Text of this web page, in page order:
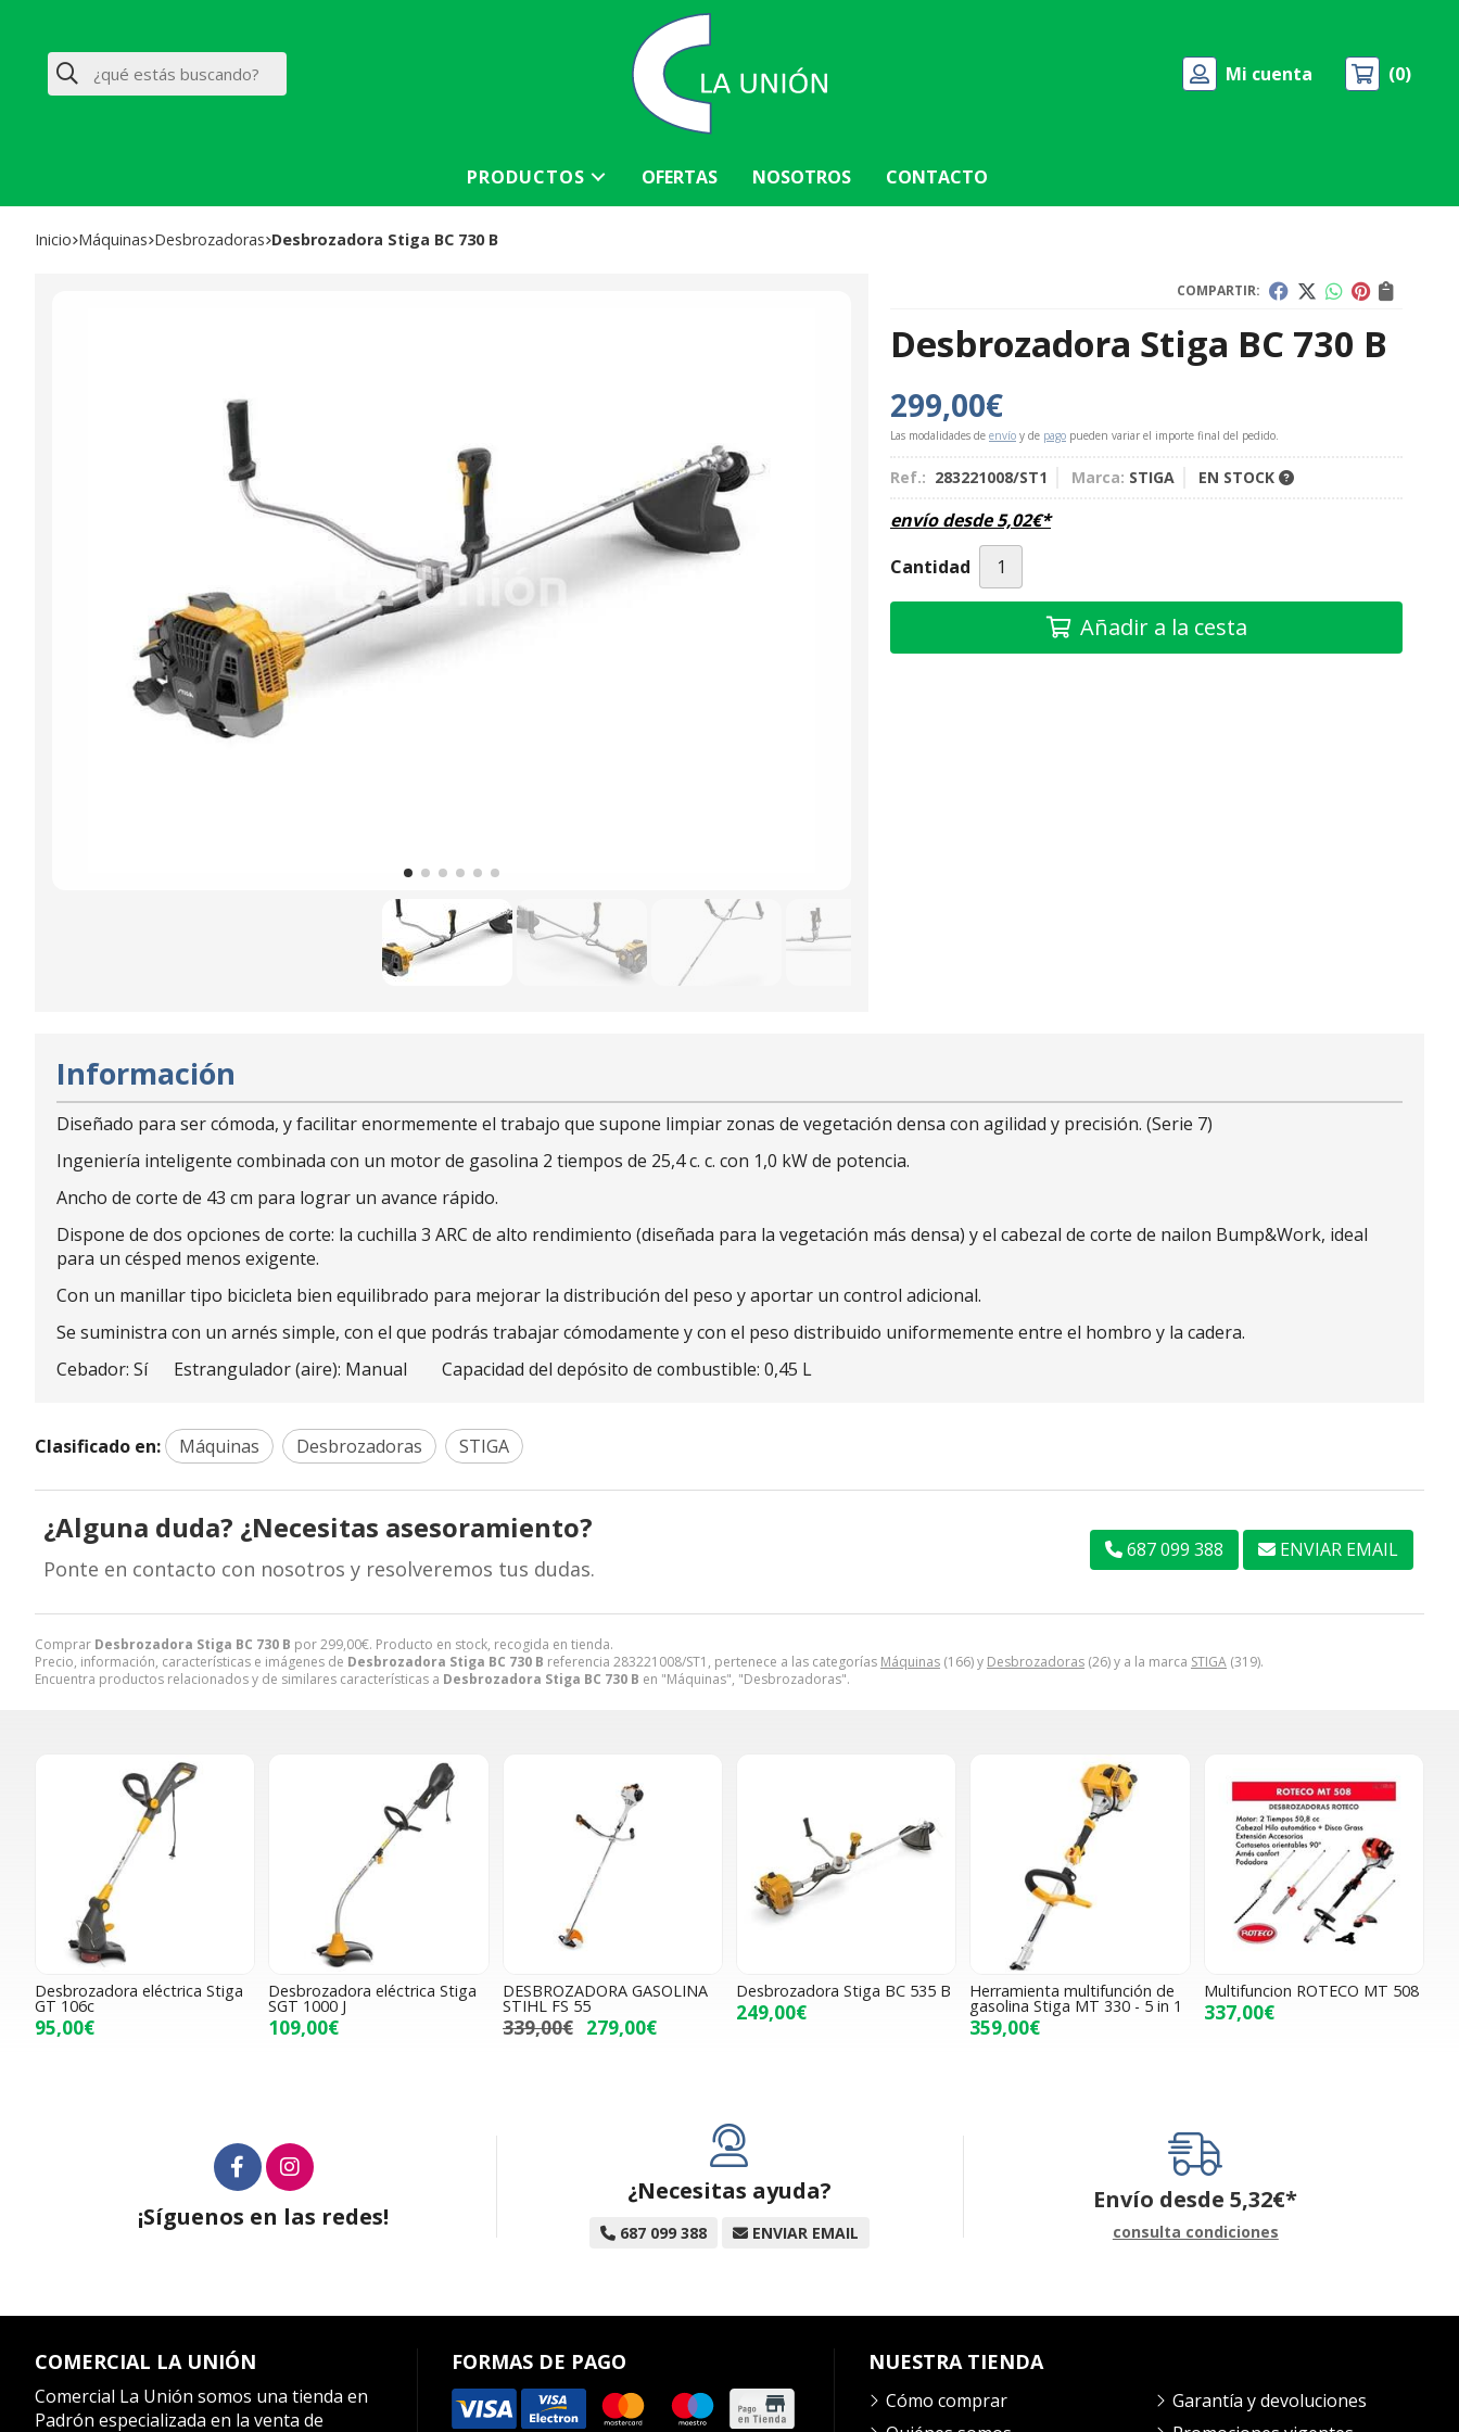
Buscar Mi cuenta 0
PRODUCTOS OFERTAS NOSOTROS CONTACTO
Inicio máquinas desbrozadoras Desbrozadora Stiga BC 730 B
COMPARTIR:
Desbrozadora Stiga BC 730 B
299,00€
Las modalidades de envío y de pago pueden variar el importe final del pedido.
Ref.: 283221008/ST1 Marca: STIGA EN STOCK
envío desde5,02€*
Cantidad
Añadir a la cesta
Comprar Desbrozadora Stiga BC 730 B por299,00€. Producto en stock, recogida en tienda.
Precio, información, características e imágenes de Desbrozadora Stiga BC 730 B referencia 283221008/ST1, pertenece a las categorías Máquinas (166) y Desbrozadoras (26) y a la marca STIGA (319).
Encuentra productos relacionados y de similares características a Desbrozadora Stiga BC 730 B en "Máquinas", "Desbrozadoras".
Información
Diseñado para ser cómoda, y facilitar enormemente el trabajo que supone limpiar zonas de vegetación densa con agilidad y precisión. (Serie 7)
Ingeniería inteligente combinada con un motor de gasolina 2 tiempos de 25,4 c. c. con 1,0 kW de potencia.
Ancho de corte de 43 cm para lograr un avance rápido.
Dispone de dos opciones de corte: la cuchilla 3 ARC de alto rendimiento (diseñada para la vegetación más densa) y el cabezal de corte de nailon Bump&Work, ideal
para un césped menos exigente.
Con un manillar tipo bicicleta bien equilibrado para mejorar la distribución del peso y aportar un control adicional.
Se suministra con un arnés simple, con el que podrás trabajar cómodamente y con el peso distribuido uniformemente entre el hombro y la cadera.
Cebador: Sí Estrangulador (aire): Manual Capacidad del depósito de combustible: 0,45 L
Clasificado en: Máquinas Desbrozadoras STIGA
¿Alguna duda? ¿Necesitas asesoramiento?
Ponte en contacto con nosotros y resolveremos tus dudas.
687 099 388 ENVIAR EMAIL
Desbrozadora eléctrica Stiga
GT 106c
95,00€
Desbrozadora eléctrica Stiga
SGT 1000 J
109,00€
DESBROZADORA GASOLINA
STIHL FS 55
339,00€ 279,00€
Desbrozadora Stiga BC 535 B
249,00€
Herramienta multifunción de
gasolina Stiga MT 330 - 5 in 1
359,00€
Multifuncion ROTECO MT 508
337,00€
¡Síguenos en las redes!
¿Necesitas ayuda?
687 099 388 ENVIAR EMAIL
Envío desde5,32€*
consulta condiciones
COMERCIAL LA UNIÓN
Comercial La Unión somos una tienda en
Padrón especializada en la venta de
FORMAS DE PAGO NUESTRA TIENDA
Cómo comprar
Garantía y devoluciones